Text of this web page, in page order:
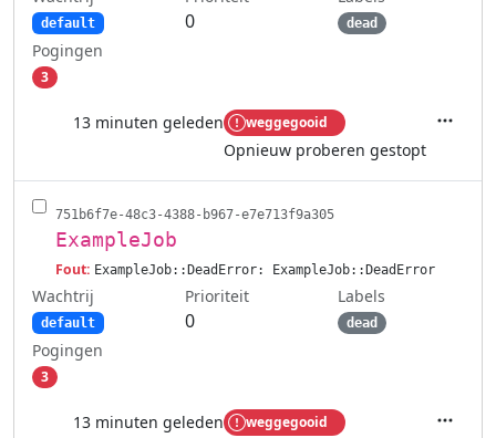
default 0 dead
Pogingen
3
13 minuten geleden weggegooid
Opnieuw proberen gestopt
751b6f7e-48c3-4388-b967-e7e713f9a305
ExampleJob
Fout: ExampleJob::DeadError: ExampleJob::DeadError
Wachtrij
default
Prioriteit
0
Labels
dead
Pogingen
3
13 minuten geleden weggegooid